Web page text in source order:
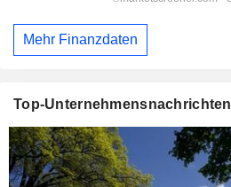
Mehr Finanzdaten
Top-Unternehmensnachrichten